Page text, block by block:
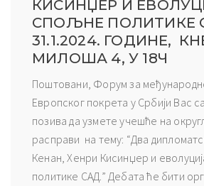
КИСИНЏЕР И
СПОЉНЕ ПОЛИТИКЕ
31.1.2024. ГОДИНЕ,
МИЛОША 4, У 18Ч
Поштовани, Форум за
Европског покрета у Србији Вас
позива да узмете учешће на
расправи на тему: “Два
Кенан, Хенри Кисинџер и
политике САД.” Дебата ће бити